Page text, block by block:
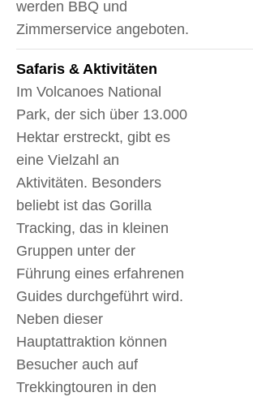
werden BBQ und
Zimmerservice angeboten.
Safaris & Aktivitäten
Im Volcanoes National
Park, der sich über 13.000
Hektar erstreckt, gibt es
eine Vielzahl an
Aktivitäten. Besonders
beliebt ist das Gorilla
Tracking, das in kleinen
Gruppen unter der
Führung eines erfahrenen
Guides durchgeführt wird.
Neben dieser
Hauptattraktion können
Besucher auch auf
Trekkingtouren in den